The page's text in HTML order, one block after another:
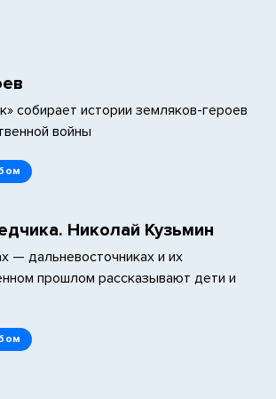
собирает истории земляков-героев
войны
Николай Кузьмин
— дальневосточниках и их
прошлом рассказывают дети и